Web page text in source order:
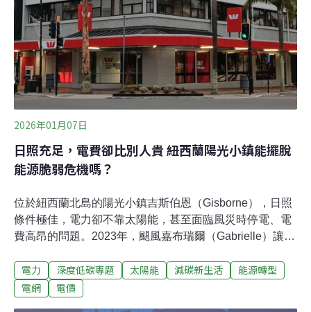
去， 范蘭舒特會將剩下的邊角料拿去做肥料，雖然減少了
垃圾，但這麼做並沒有收入進帳。如今，出現了
2026年01月07日
日照充足，電費卻比別人貴 紐西蘭陽光小鎮能擺脫
能源脆弱危機嗎？
位於紐西蘭北島的陽光小鎮吉斯伯恩（Gisborne），日照
條件極佳，電力卻不靠太陽能，甚至面臨風災時停電、電
費高昂的問題。2023年，颶風嘉布瑞爾（Gabrielle）讓吉
西蘭第五名。偏遠小鎮吉斯伯恩 承擔高於全國的電價在吉
斯伯恩，一張電費帳單背後包括了四種服務費用：發電公
電力 深度低碳專題 太陽能 減碳新生活
能源轉型
電網
電價